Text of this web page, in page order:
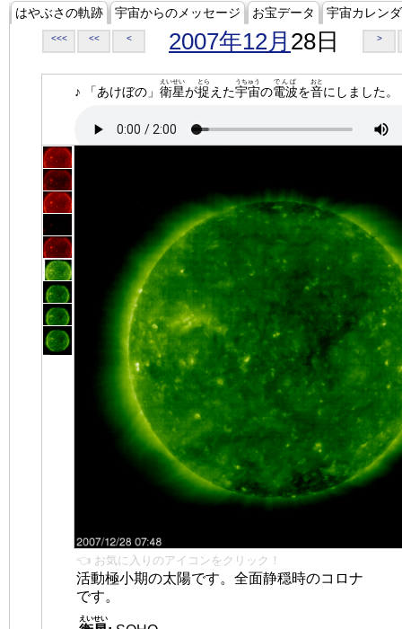
はやぶさの軌跡 宇宙からのメッセージ お宝データ 宇宙カレン
<<< << < 2007年12月 28日 >
♪ 「あけぼの」 衛星
えいせい
が捉
とら
えた宇宙
うちゅう
の電波
でんぱ
を音
おと
にしました。
👈 お気に入りのアイコンをクリック！
活動極小期の太陽です。全面静穏時のコロナ
です。
えいせい